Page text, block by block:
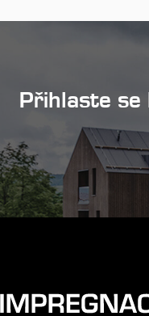
Přihlaste se